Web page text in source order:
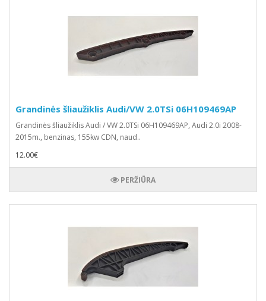
Grandinės šliaužiklis Audi/VW 2.0TSi 06H109469AP
Grandinės šliaužiklis Audi / VW 2.0TSi 06H109469AP, Audi 2.0i 2008-
2015m., benzinas, 155kw CDN, naud..
12.00€
PERŽIŪRA